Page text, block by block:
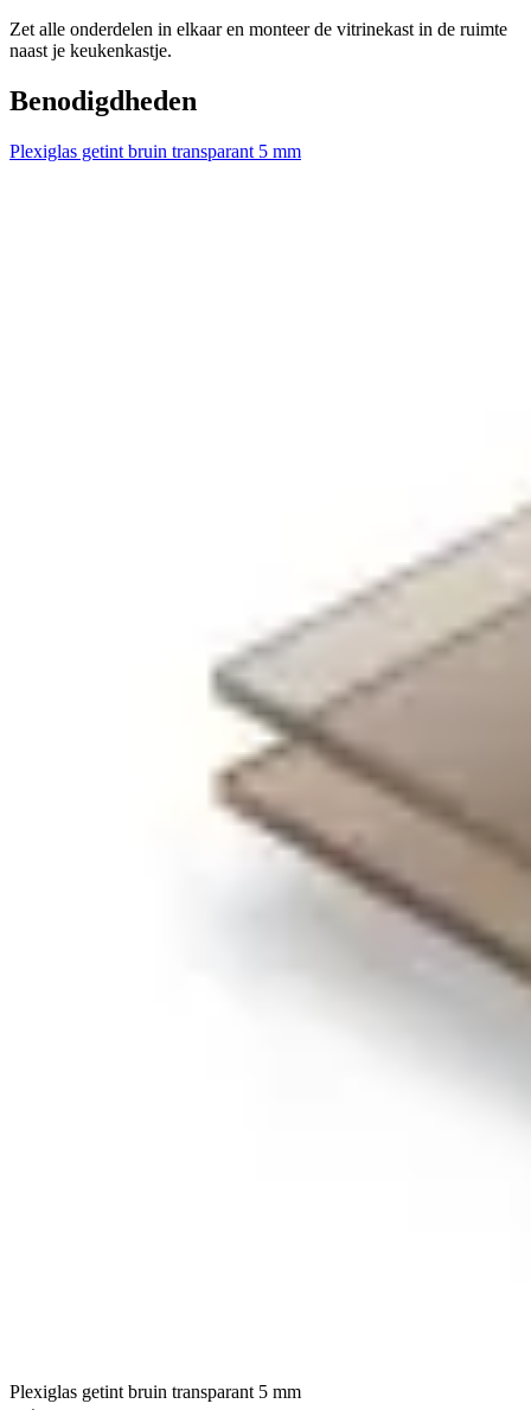
Zet alle onderdelen in elkaar en monteer de vitrinekast in de ruimte
naast je keukenkastje.
Benodigdheden
Plexiglas getint bruin transparant 5 mm
Plexiglas getint bruin transparant 5 mm